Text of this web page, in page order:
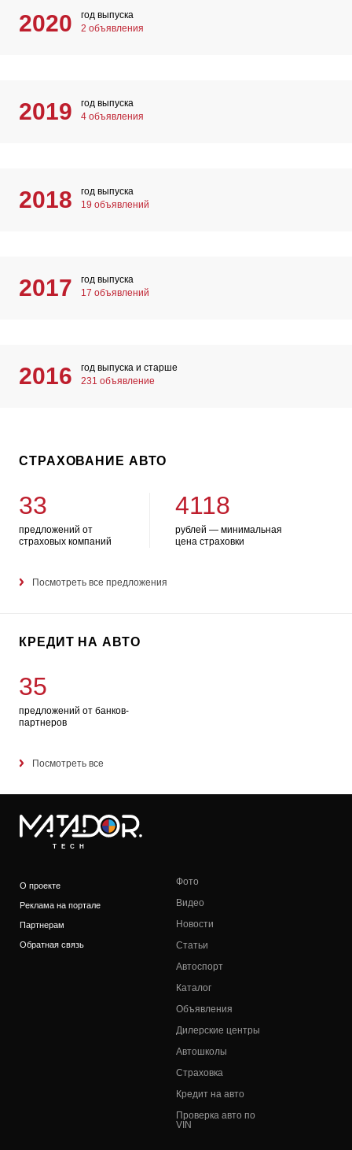
2020
год выпуска
2 объявления
2019
год выпуска
4 объявления
2018
год выпуска
19 объявлений
2017
год выпуска
17 объявлений
2016
год выпуска и старше
231 объявление
СТРАХОВАНИЕ АВТО
33
предложений от
страховых компаний
4118
рублей — минимальная
цена страховки
Посмотреть все предложения
КРЕДИТ НА АВТО
35
предложений от банков-
партнеров
Посмотреть все
TECH
О проекте
Реклама на портале
Партнерам
Обратная связь
Фото
Видео
Новости
Статьи
Автоспорт
Каталог
Объявления
Дилерские центры
Автошколы
Страховка
Кредит на авто
Проверка авто по
VIN